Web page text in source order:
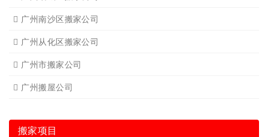
广州南沙区搬家公司
广州从化区搬家公司
广州市搬家公司
广州搬屋公司
搬家项目